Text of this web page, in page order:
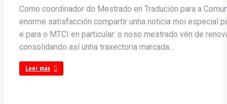
Como coordinador do Mestrado en Tradución para a
enorme satisfacción compartir unha noticia moi especial
e para o MTCI en particular: o noso mestrado vén de
consolidando así unha traxectoria marcada…
Leer más